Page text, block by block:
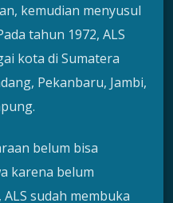
kemudian menyusul
tahun 1972, ALS
kota di Sumatera
Pekanbaru, Jambi,
belum bisa
karena belum
sudah membuka